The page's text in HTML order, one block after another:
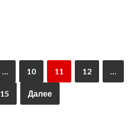
… 10 11 12 …
15 Далее